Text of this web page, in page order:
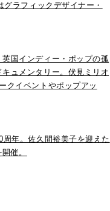
ラフィックデザイナー・
英国インディー・ポップの孤
ュメンタリー。伏見ミリオ
クイベントやポップアッ
年。佐久間裕美子を迎えた
催。